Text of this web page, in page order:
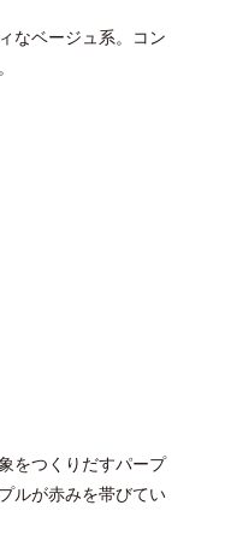
なベージュ系。コン
をつくりだすパープ
ルが赤みを帯びてい